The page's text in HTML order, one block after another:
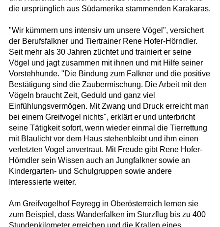
die ursprünglich aus Südamerika stammenden Karakaras.
"Wir kümmern uns intensiv um unsere Vögel", versichert
der Berufsfalkner und Tiertrainer Rene Hofer-Hörndler.
Seit mehr als 30 Jahren züchtet und trainiert er seine
Vögel und jagt zusammen mit ihnen und mit Hilfe seiner
Vorstehhunde. "Die Bindung zum Falkner und die positive
Bestätigung sind die Zaubermischung. Die Arbeit mit den
Vögeln braucht Zeit, Geduld und ganz viel
Einfühlungsvermögen. Mit Zwang und Druck erreicht man
bei einem Greifvogel nichts", erklärt er und unterbricht
seine Tätigkeit sofort, wenn wieder einmal die Tierrettung
mit Blaulicht vor dem Haus stehenbleibt und ihm einen
verletzten Vogel anvertraut. Mit Freude gibt Rene Hofer-
Hörndler sein Wissen auch an Jungfalkner sowie an
Kindergarten- und Schulgruppen sowie andere
Interessierte weiter.
Am Greifvogelhof Feyregg in Oberösterreich lernen sie
zum Beispiel, dass Wanderfalken im Sturzflug bis zu 400